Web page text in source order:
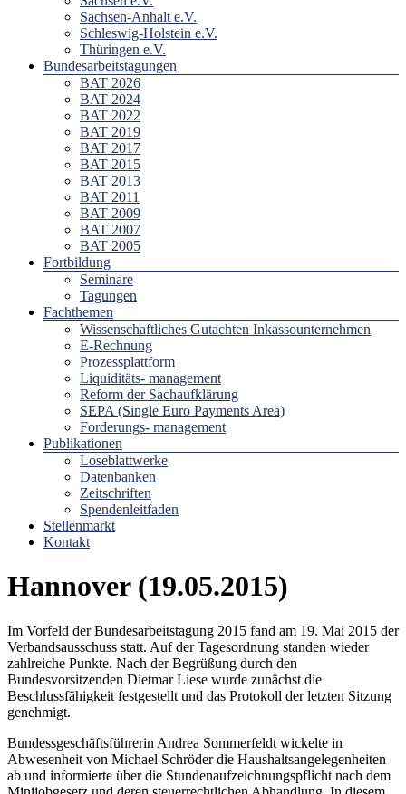
Sachsen-Anhalt e.V.
Schleswig-Holstein e.V.
Thüringen e.V.
Bundesarbeitstagungen
BAT 2026
BAT 2024
BAT 2022
BAT 2019
BAT 2017
BAT 2015
BAT 2013
BAT 2011
BAT 2009
BAT 2007
BAT 2005
Fortbildung
Seminare
Tagungen
Fachthemen
Wissenschaftliches Gutachten Inkassounternehmen
E-Rechnung
Prozessplattform
Liquiditäts- management
Reform der Sachaufklärung
SEPA (Single Euro Payments Area)
Forderungs- management
Publikationen
Loseblattwerke
Datenbanken
Zeitschriften
Spendenleitfaden
Stellenmarkt
Kontakt
Hannover (19.05.2015)
Im Vorfeld der Bundesarbeitstagung 2015 fand am 19. Mai 2015 der
Verbandsausschuss statt. Auf der Tagesordnung standen wieder
zahlreiche Punkte. Nach der Begrüßung durch den
Bundesvorsitzenden Dietmar Liese wurde zunächst die
Beschlussfähigkeit festgestellt und das Protokoll der letzten Sitzung
genehmigt.
Bundessgeschäftsführerin Andrea Sommerfeldt wickelte in
Abwesenheit von Michael Schröder die Haushaltsangelegenheiten
ab und informierte über die Stundenaufzeichnungspflicht nach dem